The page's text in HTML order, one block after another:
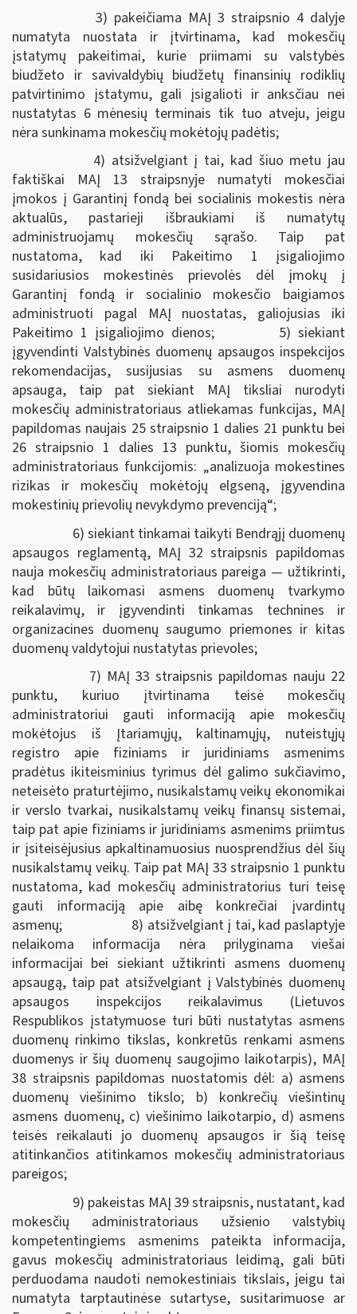
3) pakeičiama MAĮ 3 straipsnio 4 dalyje
numatyta nuostata ir įtvirtinama, kad mokesčių
įstatymų pakeitimai, kurie priimami su valstybės
biudžeto ir savivaldybių biudžetų finansinių rodiklių
patvirtinimo įstatymu, gali įsigalioti ir anksčiau nei
nustatytas 6 mėnesių terminais tik tuo atveju, jeigu
nėra sunkinama mokesčių mokėtojų padėtis;
4) atsižvelgiant į tai, kad šiuo metu jau
faktiškai MAĮ 13 straipsnyje numatyti mokesčiai
įmokos į Garantinį fondą bei socialinis mokestis nėra
aktualūs, pastarieji išbraukiami iš numatytų
administruojamų mokesčių sąrašo. Taip pat
nustatoma, kad iki Pakeitimo 1 įsigaliojimo
susidariusios mokestinės prievolės dėl įmokų į
Garantinį fondą ir socialinio mokesčio baigiamos
administruoti pagal MAĮ nuostatas, galiojusias iki
Pakeitimo 1 įsigaliojimo dienos; 5) siekiant
įgyvendinti Valstybinės duomenų apsaugos inspekcijos
rekomendacijas, susijusias su asmens duomenų
apsauga, taip pat siekiant MAĮ tiksliai nurodyti
mokesčių administratoriaus atliekamas funkcijas, MAĮ
papildomas naujais 25 straipsnio 1 dalies 21 punktu bei
26 straipsnio 1 dalies 13 punktu, šiomis mokesčių
administratoriaus funkcijomis: „analizuoja mokestines
rizikas ir mokesčių mokėtojų elgseną, įgyvendina
mokestinių prievolių nevykdymo prevenciją“;
6) siekiant tinkamai taikyti Bendrąjį duomenų
apsaugos reglamentą, MAĮ 32 straipsnis papildomas
nauja mokesčių administratoriaus pareiga — užtikrinti,
kad būtų laikomasi asmens duomenų tvarkymo
reikalavimų, ir įgyvendinti tinkamas technines ir
organizacines duomenų saugumo priemones ir kitas
duomenų valdytojui nustatytas prievoles;
7) MAĮ 33 straipsnis papildomas nauju 22
punktu, kuriuo įtvirtinama teisė mokesčių
administratoriui gauti informaciją apie mokesčių
mokėtojus iš Įtariamųjų, kaltinamųjų, nuteistųjų
registro apie fiziniams ir juridiniams asmenims
pradėtus ikiteisminius tyrimus dėl galimo sukčiavimo,
neteisėto praturtėjimo, nusikalstamų veikų ekonomikai
ir verslo tvarkai, nusikalstamų veikų finansų sistemai,
taip pat apie fiziniams ir juridiniams asmenims priimtus
ir įsiteisėjusius apkaltinamuosius nuosprendžius dėl šių
nusikalstamų veikų. Taip pat MAĮ 33 straipsnio 1 punktu
nustatoma, kad mokesčių administratorius turi teisę
gauti informaciją apie aibę konkrečiai įvardintų
asmenų; 8) atsižvelgiant į tai, kad paslaptyje
nelaikoma informacija nėra prilyginama viešai
informacijai bei siekiant užtikrinti asmens duomenų
apsaugą, taip pat atsižvelgiant į Valstybinės duomenų
apsaugos inspekcijos reikalavimus (Lietuvos
Respublikos įstatymuose turi būti nustatytas asmens
duomenų rinkimo tikslas, konkretūs renkami asmens
duomenys ir šių duomenų saugojimo laikotarpis), MAĮ
38 straipsnis papildomas nuostatomis dėl: a) asmens
duomenų viešinimo tikslo; b) konkrečių viešintinų
asmens duomenų, c) viešinimo laikotarpio, d) asmens
teisės reikalauti jo duomenų apsaugos ir šią teisę
atitinkančios atitinkamos mokesčių administratoriaus
pareigos;
9) pakeistas MAĮ 39 straipsnis, nustatant, kad
mokesčių administratoriaus užsienio valstybių
kompetentingiems asmenims pateikta informacija,
gavus mokesčių administratoriaus leidimą, gali būti
perduodama naudoti nemokestiniais tikslais, jeigu tai
numatyta tarptautinėse sutartyse, susitarimuose ar